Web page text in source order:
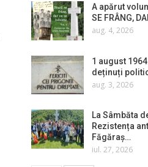
A apărut
SE FRÂNG,
aug. 4, 2026
1 august
deținuți
aug. 3, 2026
La Sâmbăta
Rezistența
Făgăraș…
iul. 27, 2026